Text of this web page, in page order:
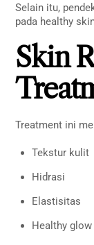
Selain itu,
pada healthy
Skin
Treatment ini
Tekstur kulit
Hidrasi
Elastisitas
Healthy glow